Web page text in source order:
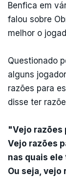
Benfica em
falou sobre
melhor o
Questionado
alguns
razões para
disse ter
"Vejo razões
Vejo razões
nas quais
Ou seja, vejo